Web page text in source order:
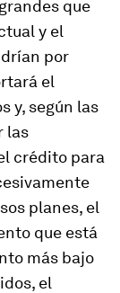
que
y el
por
el
y, según las
las
crédito para
planes, el
que está
más bajo
el